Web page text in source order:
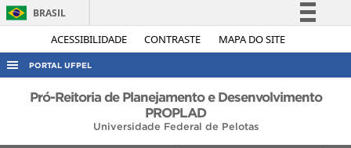
ACESSIBILIDADE CONTRASTE MAPA DO SITE
BRASIL
Simplifique!
Acesso à informação
Legislação
PORTAL UFPEL
ACESSO À INFORMAÇÃO
COBALTO
Pró-Reitoria de Planejamento e Desenvolvimento
PROPLAD
Universidade Federal de Pelotas